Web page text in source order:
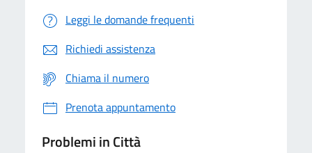
Leggi le domande frequenti
Richiedi assistenza
Chiama il numero
Prenota appuntamento
Problemi in Città